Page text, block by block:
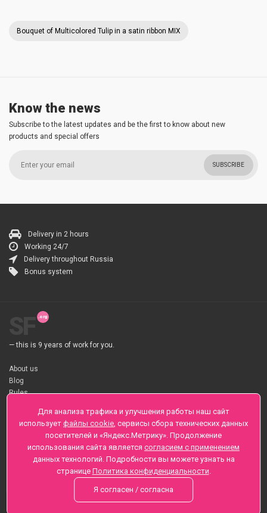
Bouquet of Multicolored Tulip in a satin ribbon MIX
Know the news
Subscribe to the latest updates and be the first to know about new
products and special offers
SUBSCRIBE
Delivery in 2 hours
Working 24/7
Delivery throughout Russia
Bonus system
— this is 9 years of work for you.
About us
Blog
Rules
About flower Delivery
Payment
Telegramm
Sankt-Peterburg, Zaozernaya 6
+7 (812) 425-01-16
Questions? Call 24 hours
Для анализа трафика и улучшения работы наш сайт
использует файлы cookie, сервисы сбора технических данных
посетителей и «Яндекс.Метрику». Продолжение
использования сайта является согласием с применением
данных технологий. Подробности вы можете узнать на
странице Политика конфиденциальности.
Я согласен / согласна